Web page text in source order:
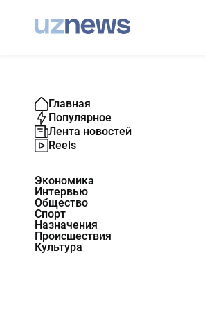
Главная
Популярное
Лента новостей
Reels
Экономика
Интервью
Общество
Спорт
Назначения
Происшествия
Культура